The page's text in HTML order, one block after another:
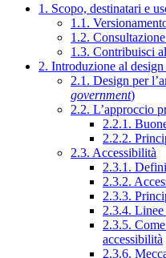
1. Scopo, destinatari e
1.1.
1.2.
1.3. Contribuisci
2. Introduzione al
2.1. Design per
government)
2.2. L’approccio
2.2.1.
2.2.2.
2.3. Accessibilità
2.3.1.
2.3.2.
2.3.3.
2.3.4. Linee
2.3.5.
accessibilità
2.3.6.